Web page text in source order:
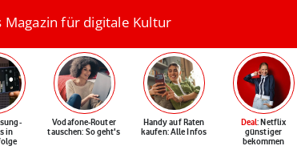
Magazin für digitale Kultur
in
Vodafone-Router
tauschen: So geht's
Handy auf Raten
kaufen: Alle Infos
Deal: Netflix
günstiger
bekommen